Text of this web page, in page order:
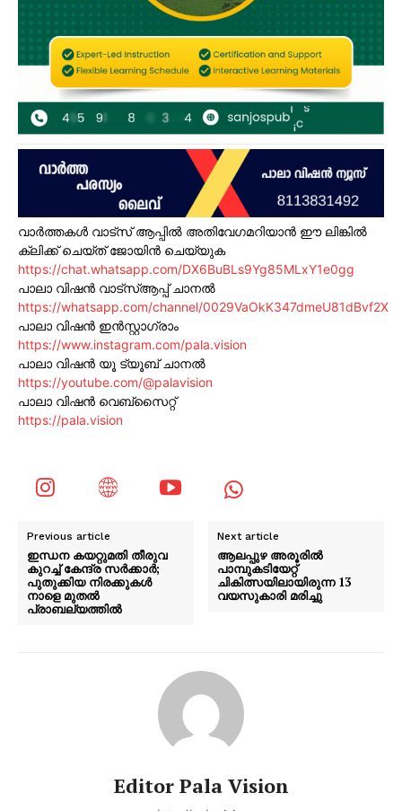
വാർത്തകൾ വാട്സ് ആപ്പിൽ അതിവേഗമറിയാൻ ഈ ലിങ്കിൽ
ക്ലിക്ക് ചെയ്ത് ജോയിൻ ചെയ്യുക
https://chat.whatsapp.com/DX6BuBLs9Yg85MLxY1e0gg
പാലാ വിഷൻ വാട്സ്ആപ്പ് ചാനൽ
https://whatsapp.com/channel/0029VaOkK347dmeU81dBvf2X
പാലാ വിഷൻ ഇൻസ്റ്റാഗ്രാം
https://www.instagram.com/pala.vision
പാലാ വിഷൻ യൂ ട്യൂബ് ചാനൽ
https://youtube.com/@palavision
പാലാ വിഷൻ വെബ്സൈറ്റ്
https://pala.vision
Previous article
ഇന്ധന കയറ്റുമതി തീരുവ
കുറച്ച് കേന്ദ്ര സർക്കാർ;
പുതുക്കിയ നിരക്കുകൾ
നാളെ മുതൽ
പ്രാബല്യത്തിൽ
Next article
ആലപ്പുഴ അരൂരിൽ
പാമ്പുകടിയേറ്റ്
ചികിത്സയിലായിരുന്ന 13
വയസുകാരി മരിച്ചു
Editor Pala Vision